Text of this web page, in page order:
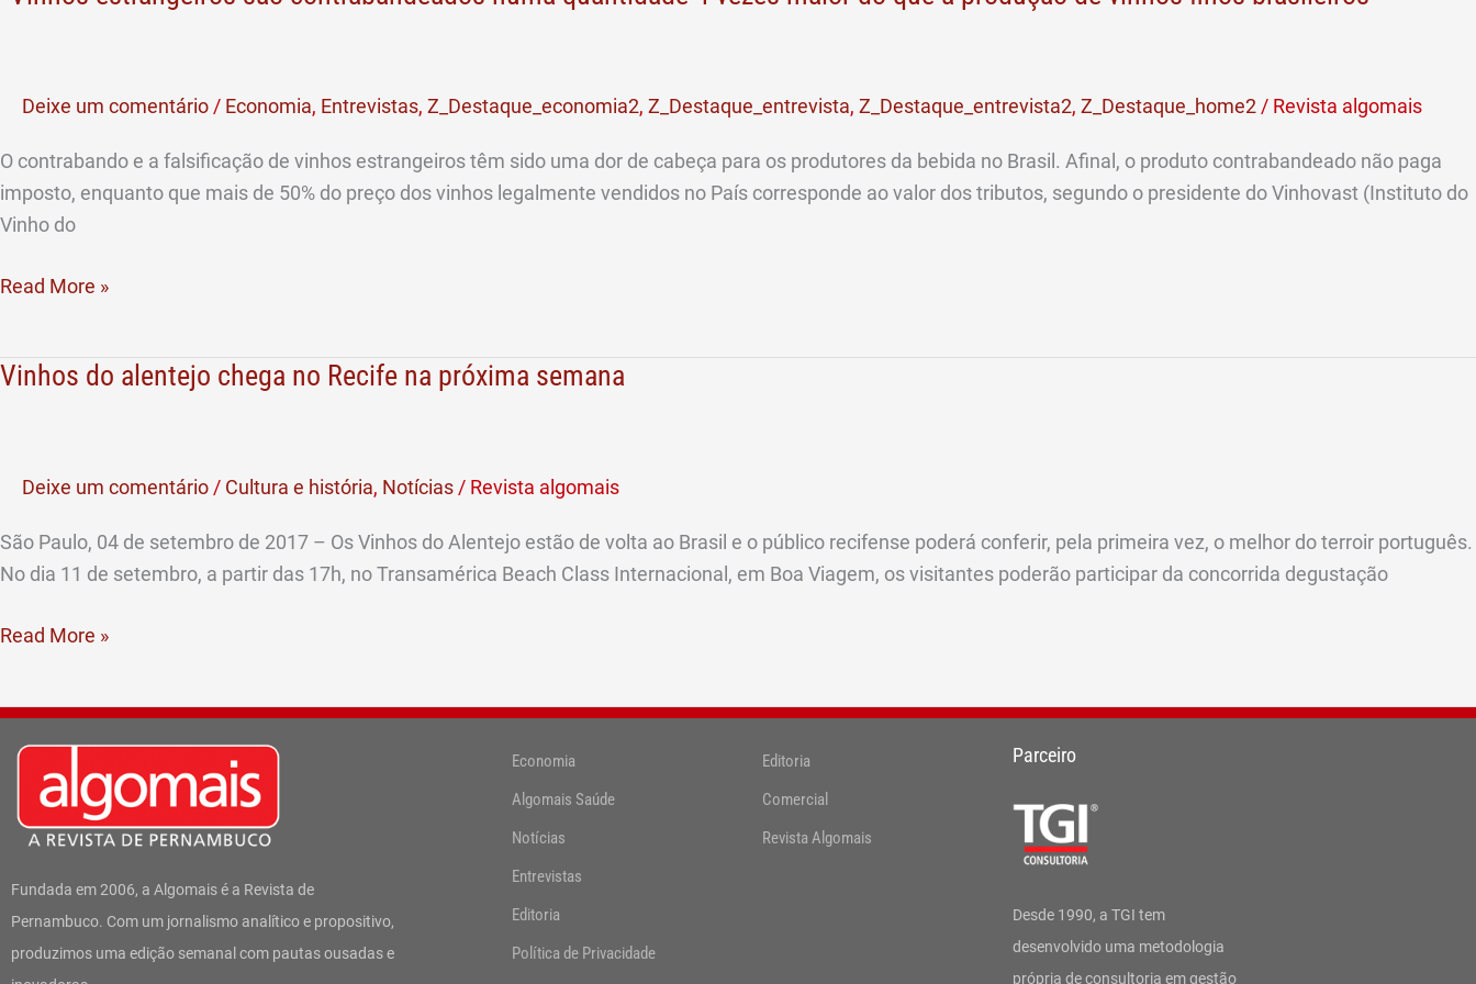
Deixe um comentário/ Economia, Entrevistas, Z_Destaque_economia2, Z_Destaque_entrevista, Z_Destaque_entrevista2, Z_Destaque_home2/ Revista algomais
O contrabando e a falsificação de vinhos estrangeiros têm sido uma dor de cabeça para os produtores da bebida no Brasil. Afinal, o produto contrabandeado não paga
imposto, enquanto que mais de 50% do preço dos vinhos legalmente vendidos no País corresponde ao valor dos tributos, segundo o presidente do Vinhovast (Instituto do
Vinho do
Read More »
Vinhos do alentejo chega no Recife na próxima semana
Deixe um comentário/ Cultura e história, Notícias/ Revista algomais
São Paulo, 04 de setembro de 2017 – Os Vinhos do Alentejo estão de volta ao Brasil e o público recifense poderá conferir, pela primeira vez, o melhor do terroir português.
No dia 11 de setembro, a partir das 17h, no Transamérica Beach Class Internacional, em Boa Viagem, os visitantes poderão participar da concorrida degustação
Vinhos
Recife
na
semana
Read More »
Fundada em 2006, a Algomais é a Revista de
Pernambuco. Com um jornalismo analítico e propositivo,
produzimos uma edição semanal com pautas ousadas e
Economia
Algomais Saúde
Notícias
Entrevistas
Editoria
Política de Privacidade
Editoria
Comercial
Revista Algomais
Parceiro
Desde 1990, a TGI tem
desenvolvido uma metodologia
própria de consultoria em gestão